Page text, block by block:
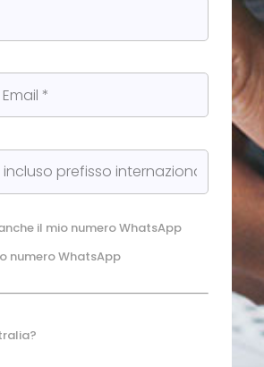
il mio numero WhatsApp
numero WhatsApp